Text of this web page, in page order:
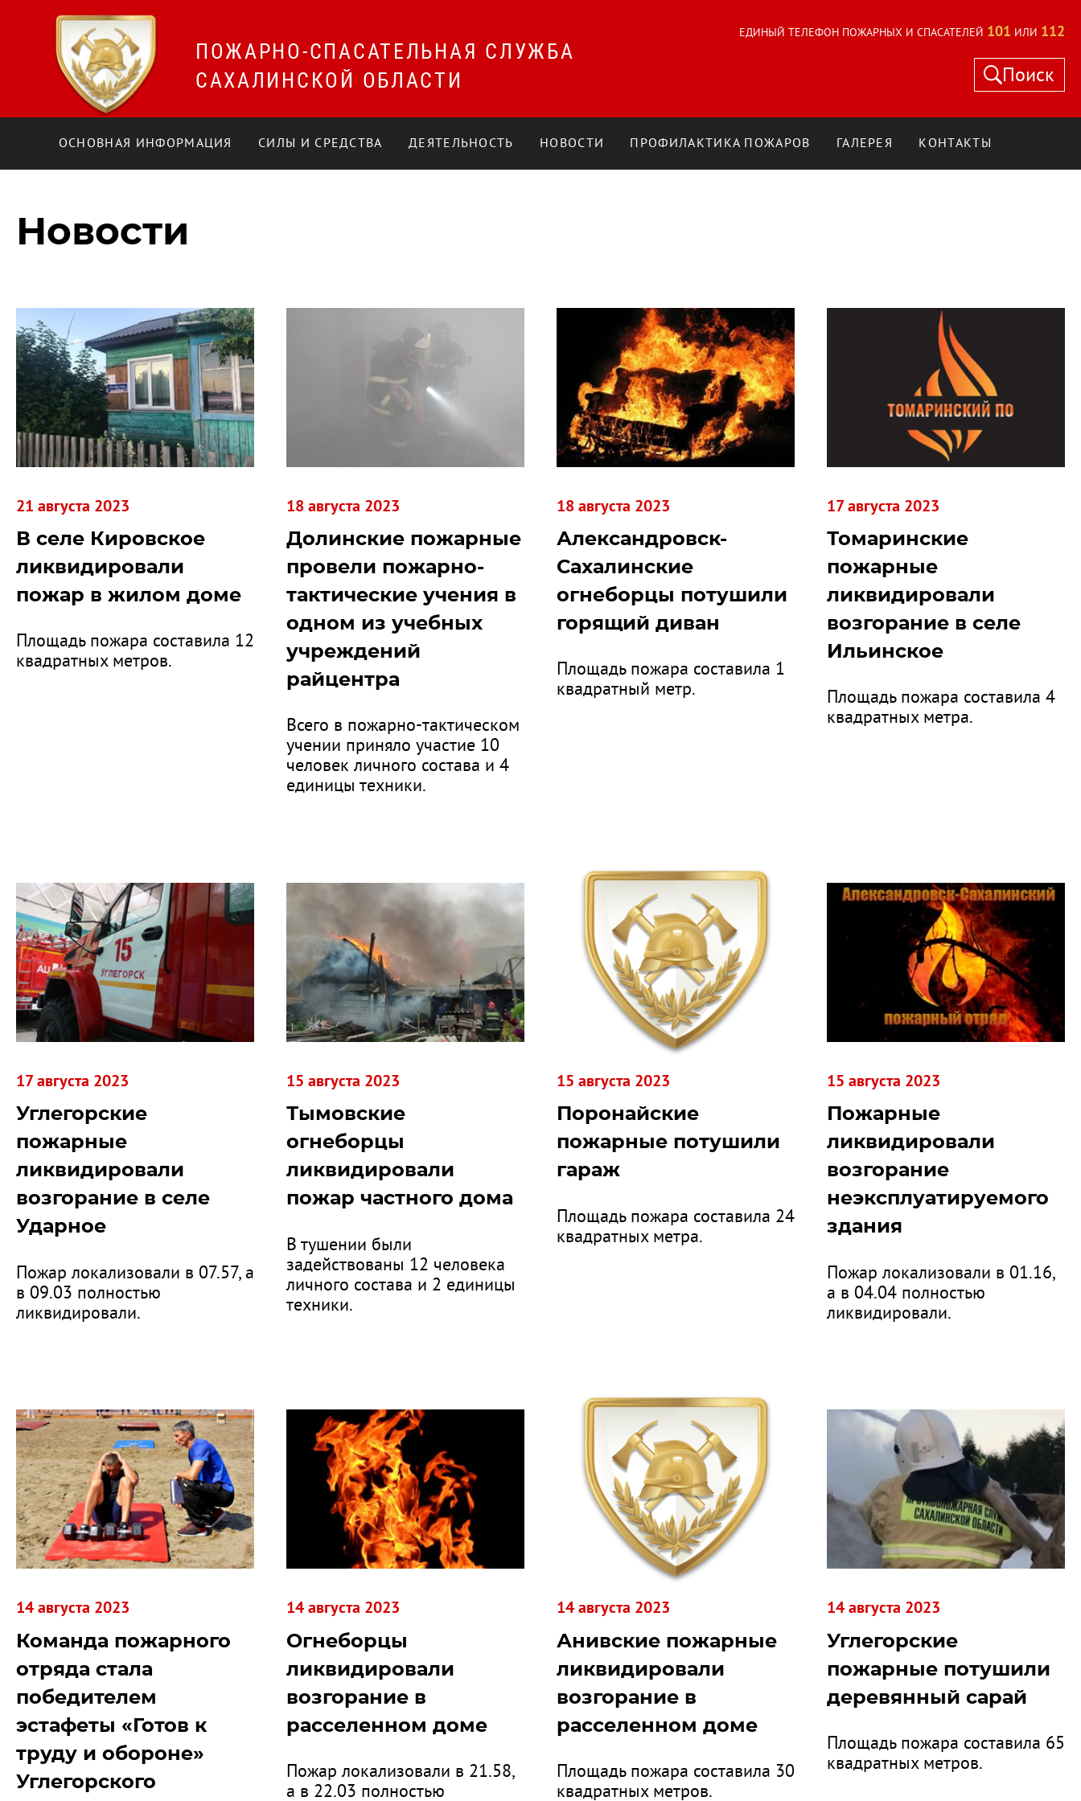
ПОЖАРНО-СПАСАТЕЛЬНАЯ СЛУЖБА
САХАЛИНСКОЙ ОБЛАСТИ
ЕДИНЫЙ ТЕЛЕФОН ПОЖАРНЫХ И СПАСАТЕЛЕЙ 101 ИЛИ 112
Поиск
ОСНОВНАЯ ИНФОРМАЦИЯ СИЛЫ И СРЕДСТВА ДЕЯТЕЛЬНОСТЬ НОВОСТИ ПРОФИЛАКТИКА ПОЖАРОВ ГАЛЕРЕЯ КОНТАКТЫ
Новости
В селе Кировское
ликвидировали
пожар в жилом доме
Площадь пожара составила 12
квадратных метров.
21 августа 2023
Долинские пожарные
провели пожарно-
тактические учения в
одном из учебных
учреждений
райцентра
Всего в пожарно-тактическом
учении приняло участие 10
человек личного состава и 4
единицы техники.
18 августа 2023
Александровск-
Сахалинские
огнеборцы потушили
горящий диван
Площадь пожара составила 1
квадратный метр.
18 августа 2023
Томаринские
пожарные
ликвидировали
возгорание в селе
Ильинское
Площадь пожара составила 4
квадратных метра.
17 августа 2023
Углегорские
пожарные
ликвидировали
возгорание в селе
Ударное
Пожар локализовали в 07.57, а
в 09.03 полностью
ликвидировали.
17 августа 2023
Тымовские
огнеборцы
ликвидировали
пожар частного дома
В тушении были
задействованы 12 человека
личного состава и 2 единицы
техники.
15 августа 2023
Поронайские
пожарные потушили
гараж
Площадь пожара составила 24
квадратных метра.
15 августа 2023
Пожарные
ликвидировали
возгорание
неэксплуатируемого
здания
Пожар локализовали в 01.16,
а в 04.04 полностью
ликвидировали.
15 августа 2023
Команда пожарного
отряда стала
победителем
эстафеты «Готов к
труду и обороне»
Углегорского
14 августа 2023
Огнеборцы
ликвидировали
возгорание в
расселенном доме
Пожар локализовали в 21.58,
а в 22.03 полностью
14 августа 2023
Анивские пожарные
ликвидировали
возгорание в
расселенном доме
Площадь пожара составила 30
квадратных метров.
14 августа 2023
Углегорские
пожарные потушили
деревянный сарай
Площадь пожара составила 65
квадратных метров.
14 августа 2023